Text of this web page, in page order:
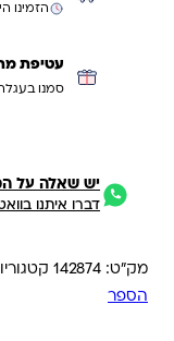
הזמינו
עטיפת
סמנו
יש שאלה על
דברו איתנו
מק"ט: 142874
הספר